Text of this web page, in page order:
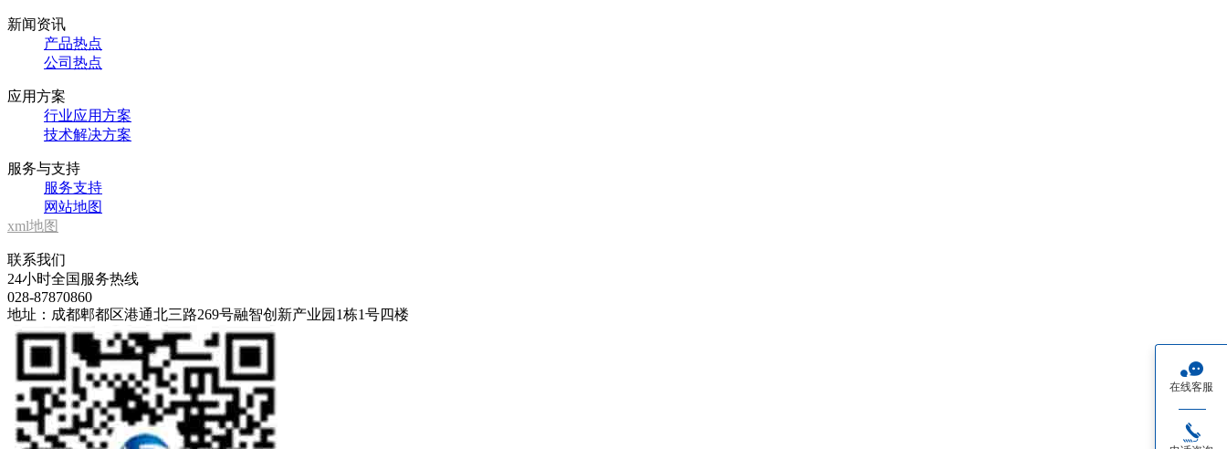
新闻资讯
产品热点
公司热点
应用方案
行业应用方案
技术解决方案
服务与支持
服务支持
网站地图
xml地图
联系我们
24小时全国服务热线
028-87870860
地址：成都郫都区港通北三路269号融智创新产业园1栋1号四楼

在线客服
